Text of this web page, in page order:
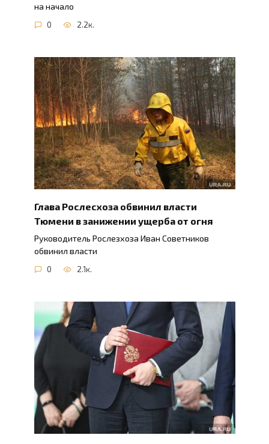
на начало
0 2.2к.
Глава Рослесхоза обвинил власти
Тюмени в занижении ущерба от огня
Руководитель Рослезхоза Иван Советников
обвинил власти
0 2.1к.